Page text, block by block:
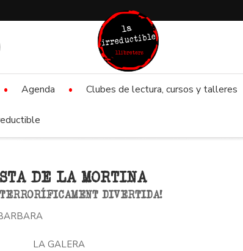
Agenda Clubes de lectura, cursos y talleres
DE LA MORTINA
DIVERTIDA!
LA GALERA